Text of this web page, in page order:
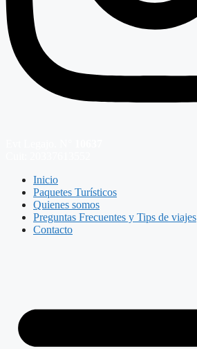
Inicio
Paquetes Turísticos
Quienes somos
Preguntas Frecuentes y Tips de viajes
Contacto